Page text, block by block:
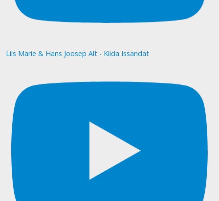
Liis Marie & Hans Joosep Alt - Kiida Issandat